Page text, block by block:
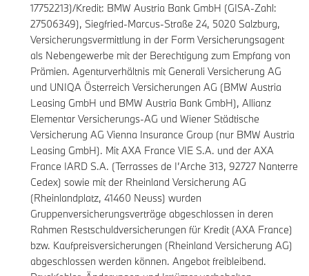
17752213)/Kredit: BMW Austria Bank GmbH (GISA-Zahl:
27506349), Siegfried-Marcus-Straße 24, 5020 Salzburg,
Versicherungsvermittlung in der Form Versicherungsagent
als Nebengewerbe mit der Berechtigung zum Empfang von
Prämien. Agenturverhältnis mit Generali Versicherung AG
und UNIQA Österreich Versicherungen AG (BMW Austria
Leasing GmbH und BMW Austria Bank GmbH), Allianz
Elementar Versicherungs-AG und Wiener Städtische
Versicherung AG Vienna Insurance Group (nur BMW Austria
Leasing GmbH). Mit AXA France VIE S.A. und der AXA
France IARD S.A. (Terrasses de I’Arche 313, 92727 Nanterre
Cedex) sowie mit der Rheinland Versicherung AG
(Rheinlandplatz, 41460 Neuss) wurden
Gruppenversicherungsverträge abgeschlossen in deren
Rahmen Restschuldversicherungen für Kredit (AXA France)
bzw. Kaufpreisversicherungen (Rheinland Versicherung AG)
abgeschlossen werden können. Angebot freibleibend.